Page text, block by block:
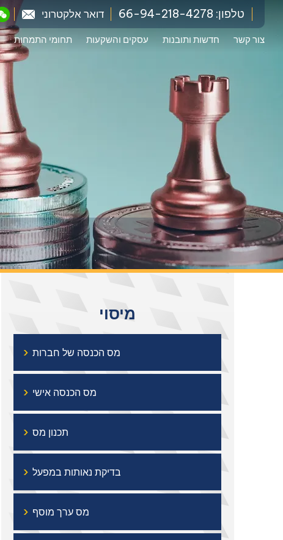
דואר אלקטרוני טלפון: 66-94-218-4278
תחומי התמחות עסקים והשקעות חדשות ותובנות צור קשר
מיסוי
› מס הכנסה של חברות
› מס הכנסה אישי
› תכנון מס
› בדיקת נאותות במפעל
› מס ערך מוסף